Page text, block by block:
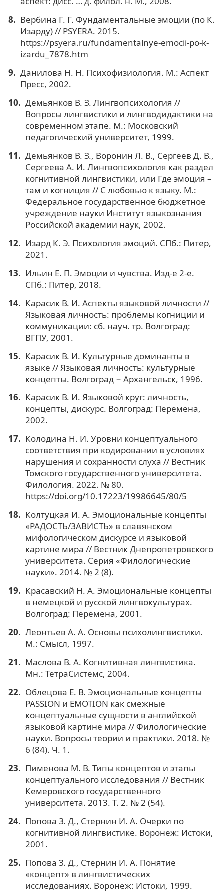
Вербина Г. Г. Фундаментальные эмоции (по К.
Изарду) // PSYERA. 2015.
https://psyera.ru/fundamentalnye-emocii-po-k-
izardu_7878.htm
Данилова Н. Н. Психофизиология. М.: Аспект
Пресс, 2002.
Демьянков В. З. Лингвопсихология //
Вопросы лингвистики и лингводидактики на
современном этапе. М.: Московский
педагогический университет, 1999.
Демьянков В. З., Воронин Л. В., Сергеев Д. В.,
Сергеева А. И. Лингвопсихология как раздел
когнитивной лингвистики, или Где эмоция –
там и когниция // С любовью к языку. М.:
Федеральное государственное бюджетное
учреждение науки Институт языкознания
Российской академии наук, 2002.
Изард К. Э. Психология эмоций. СПб.: Питер,
2021.
Ильин Е. П. Эмоции и чувства. Изд-е 2-е.
СПб.: Питер, 2018.
Карасик В. И. Аспекты языковой личности //
Языковая личность: проблемы когниции и
коммуникации: сб. науч. тр. Волгоград:
ВГПУ, 2001.
Карасик В. И. Культурные доминанты в
языке // Языковая личность: культурные
концепты. Волгоград − Архангельск, 1996.
Карасик В. И. Языковой круг: личность,
концепты, дискурс. Волгоград: Перемена,
2002.
Колодина Н. И. Уровни концептуального
соответствия при кодировании в условиях
нарушения и сохранности слуха // Вестник
Томского государственного университета.
Филология. 2022. № 80.
https://doi.org/10.17223/19986645/80/5
Колтуцкая И. А. Эмоциональные концепты
«РАДОСТЬ/ЗАВИСТЬ» в славянском
мифологическом дискурсе и языковой
картине мира // Вестник Днепропетровского
университета. Серия «Филологические
науки». 2014. № 2 (8).
Красавский Н. А. Эмоциональные концепты
в немецкой и русской лингвокультурах.
Волгоград: Перемена, 2001.
Леонтьев А. А. Основы психолингвистики.
М.: Смысл, 1997.
Маслова В. А. Когнитивная лингвистика.
Мн.: ТетраСистемс, 2004.
Облецова Е. В. Эмоциональные концепты
PASSION и EMOTION как смежные
концептуальные сущности в английской
языковой картине мира // Филологические
науки. Вопросы теории и практики. 2018. №
6 (84). Ч. 1.
Пименова М. В. Типы концептов и этапы
концептуального исследования // Вестник
Кемеровского государственного
университета. 2013. Т. 2. № 2 (54).
Попова З. Д., Стернин И. А. Очерки по
когнитивной лингвистике. Воронеж: Истоки,
2001.
Попова З. Д., Стернин И. А. Понятие
«концепт» в лингвистических
исследованиях. Воронеж: Истоки, 1999.